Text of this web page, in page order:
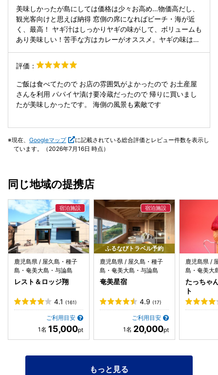
味。 🍖 島豚あぐー／地元牛のグリル 香ばしくてうま味が濃
い。 付け合わせの野菜も地元産で、 火入れの丁寧さがうれ
しい。 🍛 島野菜カレー／地元素材のプレートランチ 素材ご
との甘みや香りが強くて、 シンプルでも満足感が高い。 そ
して何より、 素材の良さを引き出す味付けが特徴。 派手な
味ではなく、 出汁や油、塩分が自然にまとまっていて、 一
ザート ドリンクは、 ・奄美黒糖ラテ ・島みかんジュース ・
ハーブティー など、 「奄美らしい味で食べ進めたい」ライ
ンナップ。 デザートも、 島素材を活かしたアイスやパフェ
もゆったり。 開放感ある窓辺席は、 自然とのつながりを感
じられるのが最高です。 スタッフの対応も丁寧で、 料理の
食堂っぽさ”もあります。 ⸻ 🌟 良い評価ポイント ✔ 奄
持ち良く、開放感ある空間 ✔ 鶏飯・島豚・郷土料理のバラ
ンスが良い ✔ 子ども〜年配まで使える安心感 ✔ 食事だけで
なく“時間の過ごし方”としても成立 ⸻ ⚠️ 気になる点
（人によっては） ・観光シーズンは混雑しやすい（混むと待
ち時間あり） ・料理は派手さより“素材そのまま系”なので、
味の刺激を求める人には物足りないかも ・駐車場が混雑時間
帯は埋まりやすい ※これは観光地系レストランあるあるです
が、 居心地の良さと味の満足度が高いので待つ価値はあると
る「奄美食べ歩き」の一軒じゃなく、 奄美の素材・空間・時
間を丸ごと味わう場所です。 味・空間・サービスが揃ってい
るから、 観光初日・観光中盤・最終日のどのタイミングでも
使えます。 奄美大島で、 ・郷土料理をしっかり食べたい ・
緑の中でゆっくり過ごしたい ・家族旅行でも安心して使いた
で乗せて、スープをかけて食します。 優しい味で満たされ
る、とても美味しかったです。
美味しかったが島にしては価格は少々お高め…物価高だし、
観光客向けと思えば納得 窓側の席になればビーチ・海が近
く、最高！ ヤギ汁はしっかりヤギの味がして、ボリュームも
あり美味しい！苦手な方はカレーがオススメ。ヤギの味は殆
の土日じゃなければ、席数は多いのでスムーズに入れそう
評価：
ご飯は食べてたので お店の雰囲気がよかったので お土産屋
さんを利用 パパイヤ漬け要冷蔵だったので 帰りに買いまし
たが美味しかったです。 海側の風景も素敵です
現在、 Googleマップ
に記載されている総合評価とレビュー件数を表示し
ています。（2026年7月16日 時点）
同じ地域の提携店
鹿児島県 / 屋久島・種子
島・奄美大島・与論島
レスト＆ロッジ翔
4.1 (161)
ご利用目安
15,000
ふるなびトラベル予約
鹿児島県 / 屋久島・種子
島・奄美大島・与論島
奄美星宿
4.9 (17)
ご利用目安
20,000
鹿児島県 /
島・奄美大
たっちゃ
ト
もっと見る